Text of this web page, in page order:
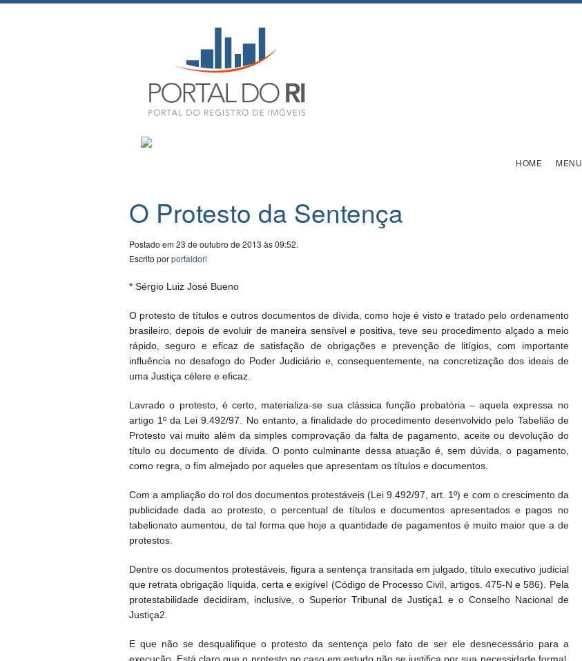
HOME MENU
O Protesto da Sentença
Postado em 23 de outubro de 2013 às 09:52.
Escrito porportaldori
* Sérgio Luiz José Bueno
O protesto de títulos e outros documentos de dívida, como hoje é visto e tratado pelo ordenamento
brasileiro, depois de evoluir de maneira sensível e positiva, teve seu procedimento alçado a meio
rápido, seguro e eficaz de satisfação de obrigações e prevenção de litígios, com importante
influência no desafogo do Poder Judiciário e, consequentemente, na concretização dos ideais de
uma Justiça célere e eficaz.
Lavrado o protesto, é certo, materializa-se sua clássica função probatória – aquela expressa no
artigo 1º da Lei 9.492/97. No entanto, a finalidade do procedimento desenvolvido pelo Tabelião de
Protesto vai muito além da simples comprovação da falta de pagamento, aceite ou devolução do
título ou documento de dívida. O ponto culminante dessa atuação é, sem dúvida, o pagamento,
como regra, o fim almejado por aqueles que apresentam os títulos e documentos.
Com a ampliação do rol dos documentos protestáveis (Lei 9.492/97, art. 1º) e com o crescimento da
publicidade dada ao protesto, o percentual de títulos e documentos apresentados e pagos no
tabelionato aumentou, de tal forma que hoje a quantidade de pagamentos é muito maior que a de
protestos.
Dentre os documentos protestáveis, figura a sentença transitada em julgado, título executivo judicial
que retrata obrigação líquida, certa e exigível (Código de Processo Civil, artigos. 475-N e 586). Pela
protestabilidade decidiram, inclusive, o Superior Tribunal de Justiça1 e o Conselho Nacional de
Justiça2.
E que não se desqualifique o protesto da sentença pelo fato de ser ele desnecessário para a